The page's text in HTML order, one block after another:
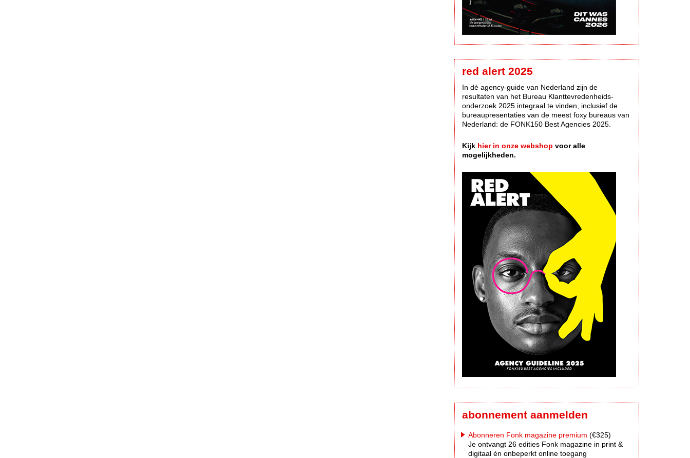
red alert 2025
In dè agency-guide van Nederland zijn de
resultaten van het Bureau Klanttevredenheids-
onderzoek 2025 integraal te vinden, inclusief de
bureaupresentaties van de meest foxy bureaus van
Nederland: de FONK150 Best Agencies 2025.
Kijk hier in onze webshop voor alle
mogelijkheden.
abonnement aanmelden
Abonneren Fonk magazine premium (€325)
Je ontvangt 26 edities Fonk magazine in print &
digitaal én onbeperkt online toegang